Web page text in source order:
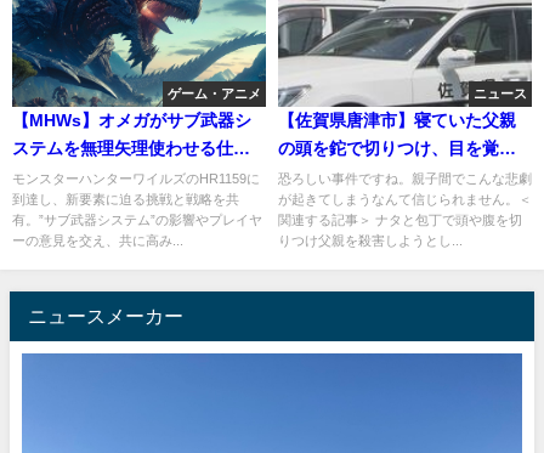
ゲーム・アニメ
【MHWs】オメガがサブ武器シ
ステムを無理矢理使わせる仕様
だったら…
モンスターハンターワイルズのHR1159に
到達し、新要素に迫る挑戦と戦略を共
有。”サブ武器システム”の影響やプレイヤ
ーの意見を交え、共に高み...
ニュース
【佐賀県唐津市】寝ていた父親
の頭を鉈で切りつけ、目を覚ま
した後は腹部を包丁で刺した長
男の名前は川添硫来24歳です。
恐ろしい事件ですね。親子間でこんな悲劇
が起きてしまうなんて信じられません。＜
関連する記事＞ ナタと包丁で頭や腹を切
りつけ父親を殺害しようとし...
ニュースメーカー